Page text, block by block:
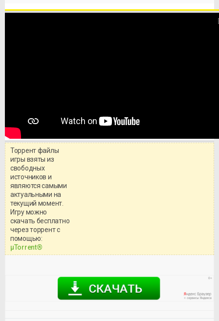
системными требованиями и
Торрент файлы
игры взяты из
свободных
источников и
являются самыми
актуальными на
текущий момент.
Игру можно
скачать бесплатно
через торрент с
помощью:
μTorrent®